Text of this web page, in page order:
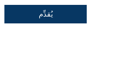
يُقدِّم